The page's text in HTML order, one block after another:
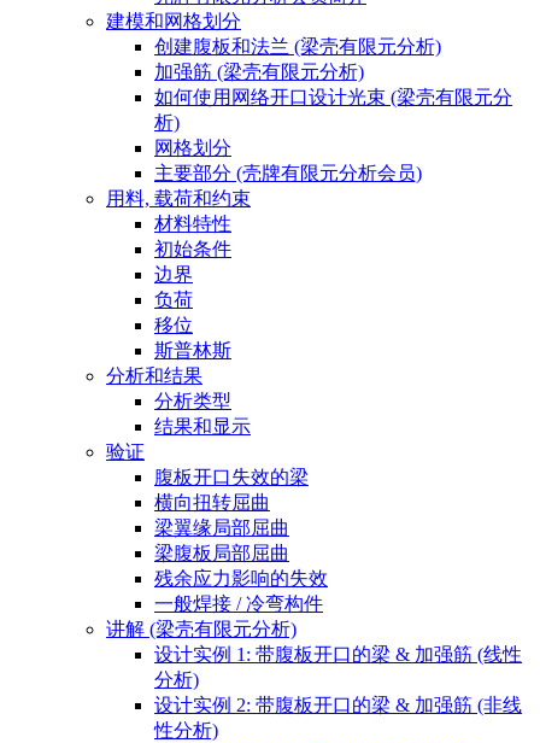
建模和网格划分
创建腹板和法兰 (梁壳有限元分析)
加强筋 (梁壳有限元分析)
如何使用网络开口设计光束 (梁壳有限元分
析)
网格划分
主要部分 (壳牌有限元分析会员)
用料, 载荷和约束
材料特性
初始条件
边界
负荷
移位
斯普林斯
分析和结果
分析类型
结果和显示
验证
腹板开口失效的梁
横向扭转屈曲
梁翼缘局部屈曲
梁腹板局部屈曲
残余应力影响的失效
一般焊接 / 冷弯构件
讲解 (梁壳有限元分析)
设计实例 1: 带腹板开口的梁 & 加强筋 (线性
分析)
设计实例 2: 带腹板开口的梁 & 加强筋 (非线
性分析)